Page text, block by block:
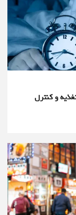
و کنترل